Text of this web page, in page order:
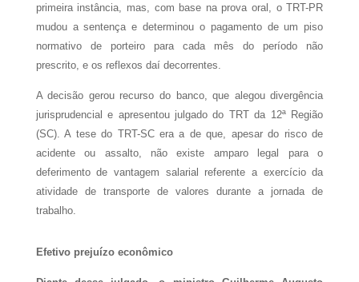
primeira instância, mas, com base na prova oral, o TRT-PR
mudou a sentença e determinou o pagamento de um piso
normativo de porteiro para cada mês do período não
prescrito, e os reflexos daí decorrentes.
A decisão gerou recurso do banco, que alegou divergência
jurisprudencial e apresentou julgado do TRT da 12ª Região
(SC). A tese do TRT-SC era a de que, apesar do risco de
acidente ou assalto, não existe amparo legal para o
deferimento de vantagem salarial referente a exercício da
atividade de transporte de valores durante a jornada de
trabalho.
Efetivo prejuízo econômico